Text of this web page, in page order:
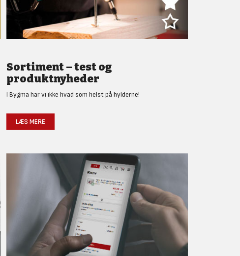
Sortiment – test og
produktnyheder
I Bygma har vi ikke hvad som helst på hylderne!
LÆS MERE